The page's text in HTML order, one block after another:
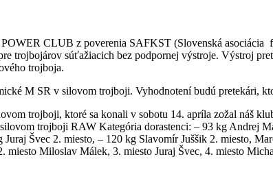
CLUB z poverenia SAFKST (Slovenská
trojbojárov súťažiacich bez podpornej výstroje. Výstroj
trojboja.
M SR v silovom trojboji. Vyhodnotení budú pretekári,
trojboji, ktoré sa konali v sobotu 14. apríla zožal náš
trojboji RAW Kategória dorastenci: – 93 kg Andrej
Juraj Švec 2. miesto, – 120 kg Slavomír Juššik 2. miesto,
miesto Miloslav Málek, 3. miesto Juraj Švec, 4. miesto